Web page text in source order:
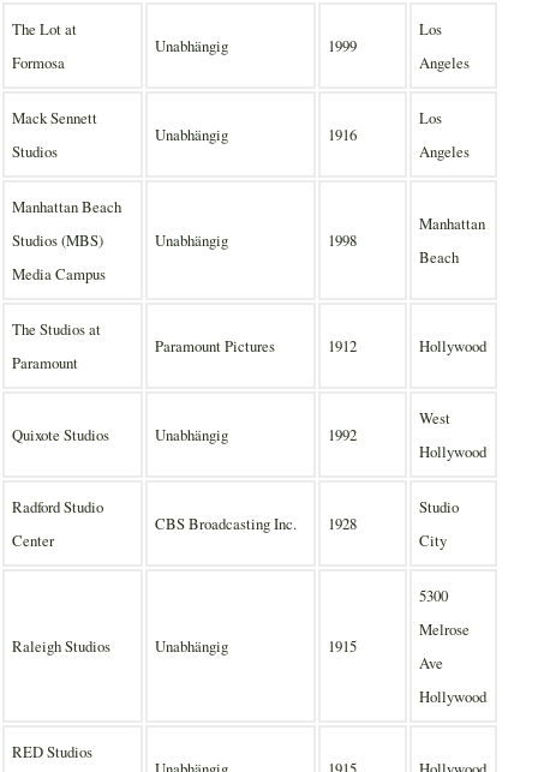
The Lot at
Formosa
Unabhängig 1999
Los
Angeles
Mack Sennett
Studios
Unabhängig 1916
Los
Angeles
Manhattan Beach
Studios (MBS)
Media Campus
Unabhängig 1998
Manhattan
Beach
The Studios at
Paramount
Paramount Pictures 1912 Hollywood
Quixote Studios Unabhängig 1992
West
Hollywood
Radford Studio
Center
CBS Broadcasting Inc. 1928
Studio
City
Raleigh Studios Unabhängig 1915
5300
Melrose
Ave
Hollywood
RED Studios